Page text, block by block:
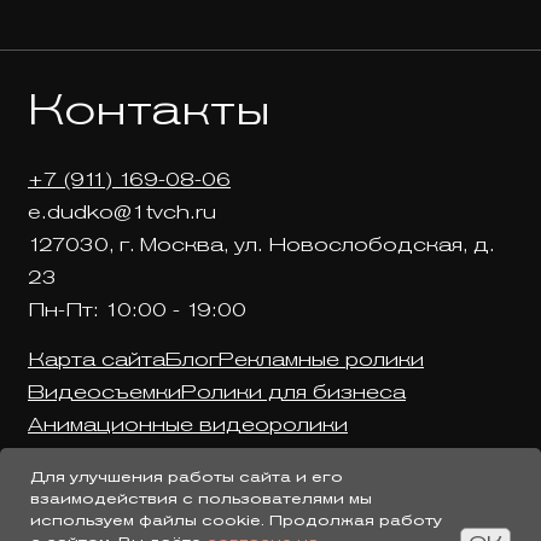
Контакты
+7 (911) 169-08-06
e.dudko@1tvch.ru
127030, г. Москва, ул. Новослободская, д.
23
Пн-Пт: 10:00 - 19:00
Карта сайтаБлогРекламные ролики
ВидеосъемкиРолики для бизнеса
Анимационные видеоролики
Для улучшения работы сайта и его
взаимодействия с пользователями мы
используем файлы cookie. Продолжая работу